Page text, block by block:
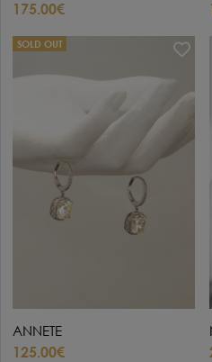
175.00€
SOLD OUT
ANNETE
125.00€